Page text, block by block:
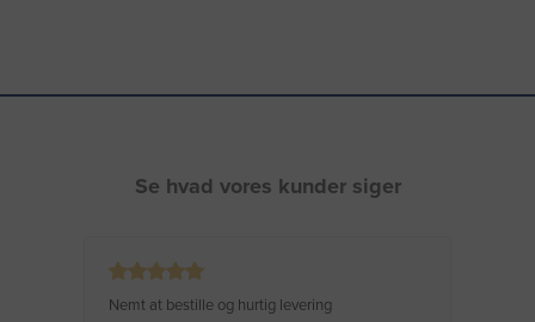
Se hvad vores kunder siger
Nemt at bestille og hurtig levering